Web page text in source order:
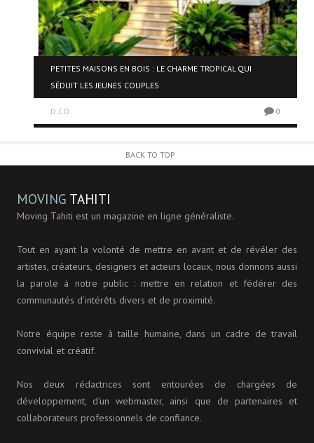
PETITES MAISONS EN BOIS : LE CHARME TROPICAL QUI
SÉDUIT LES JEUNES COUPLES
D.CO 0
BACK TO TOP
MOVING TAHITI
Moving Tahiti est un magazine en ligne généraliste.
Tout en ayant la volonté de mettre en avant et de révéler des
artistes, créateurs, designers et acteurs locaux, nous donnons aussi
la parole à notre public : mettre en relation et fédérer des
communautés d’intérêts divers et de proximité.
Notre équipe reste à taille humaine, dans un cadre de travail
convivial et créatif.
Nos deux rédactrices sont entourées de chargées de
développement, d'un webmaster, ainsi que de partenaires et
collaborateurs professionnels de confiance.